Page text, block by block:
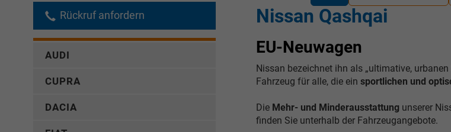
Nissan Qashqai
EU-Neuwagen
Nissan bezeichnet ihn als „ultimative,
Fahrzeug für alle, die ein sportlichen und
Die Mehr- und Minderausstattung unserer
finden Sie unterhalb der Fahrzeugangebote.
Rückruf anfordern
AUDI
CUPRA
DACIA